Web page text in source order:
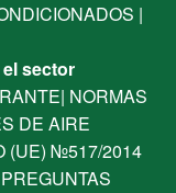
|
sector
| NORMAS
DE AIRE
(UE) №517/2014
PREGUNTAS